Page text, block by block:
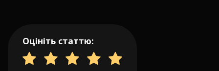
Оцініть статтю: